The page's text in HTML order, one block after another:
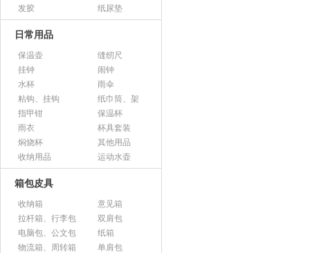
发胶
纸尿垫
日常用品
保温壶
缝纫尺
挂钟
闹钟
水杯
雨伞
粘钩、挂钩
纸巾筒、架
指甲钳
保温杯
雨衣
杯具套装
焖烧杯
其他用品
收纳用品
运动水壶
箱包皮具
收纳箱
意见箱
拉杆箱、行李包
双肩包
电脑包、公文包
纸箱
物流箱、周转箱
单肩包